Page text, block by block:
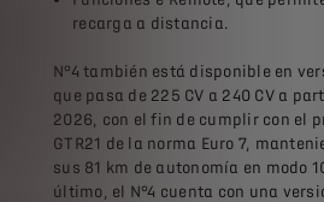
recarga a distancia.
N°4 también está disponible en
que pasa de 225 CV a 240 CV a
2026, con el fin de cumplir con el
GTR21 de la norma Euro 7,
sus 81 km de autonomía en modo
último, el N°4 cuenta con una